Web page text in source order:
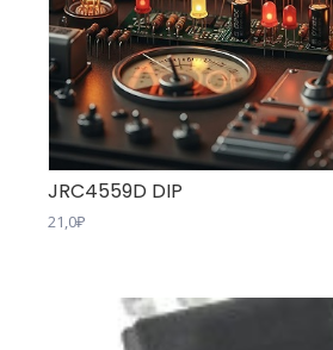
JRC4559D DIP
21,0₽